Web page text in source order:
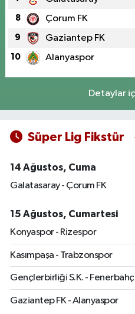
8 Çorum FK
9 Gaziantep FK
10 Alanyaspor
Detaylar
Süper Lig Fikstür
14 Ağustos, Cuma
Galatasaray - Çorum FK
15 Ağustos, Cumartesi
Konyaspor - Rizespor
Kasımpaşa - Trabzonspor
Gençlerbirliği S.K. -
Gaziantep FK - Alanyaspor